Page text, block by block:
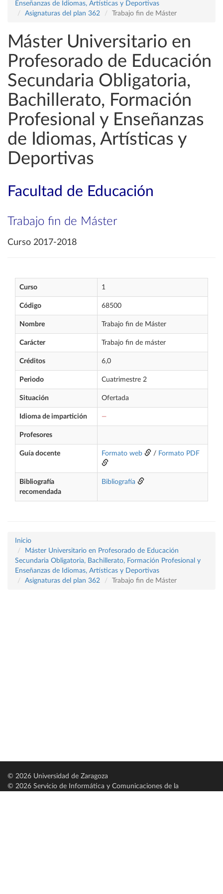
Enseñanzas de Idiomas, Artísticas y Deportivas
Asignaturas del plan 362
Trabajo fin de Máster
Máster Universitario en
Profesorado de Educación
Secundaria Obligatoria,
Bachillerato, Formación
Profesional y Enseñanzas
de Idiomas, Artísticas y
Deportivas
Facultad de Educación
Trabajo fin de Máster
Curso 2017-2018
Curso 1
Código 68500
Nombre Trabajo fin de Máster
Carácter Trabajo fin de máster
Créditos 6,0
Periodo Cuatrimestre 2
Situación Ofertada
Idioma de impartición —
Profesores
Guía docente Formato web / Formato PDF
Bibliografía
recomendada
Bibliografía
Inicio
Máster Universitario en Profesorado de Educación
Secundaria Obligatoria, Bachillerato, Formación Profesional y
Enseñanzas de Idiomas, Artísticas y Deportivas
Asignaturas del plan 362
Trabajo fin de Máster
© 2026 Universidad de Zaragoza
© 2026 Servicio de Informática y Comunicaciones de la